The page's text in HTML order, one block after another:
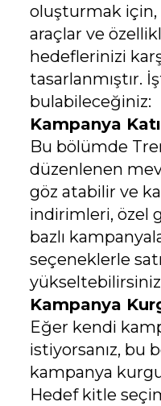
oluşturmak için,
araçlar ve
hedeflerinizi
tasarlanmıştır.
bulabileceğiniz:
Kampanya
Bu bölümde
düzenlenen
göz atabilir ve
indirimleri, özel
bazlı
seçeneklerle
Kampanya
Eğer kendi
istiyorsanız, bu
kampanya
Hedef kitle